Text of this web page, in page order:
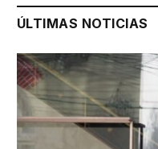
ÚLTIMAS NOTICIAS